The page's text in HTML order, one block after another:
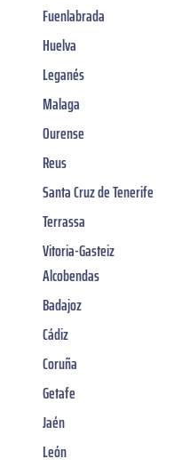
Fuenlabrada
Huelva
Leganés
Malaga
Ourense
Reus
Santa Cruz de Tenerife
Terrassa
Vitoria-Gasteiz
Alcobendas
Badajoz
Cádiz
Coruña
Getafe
Jaén
León